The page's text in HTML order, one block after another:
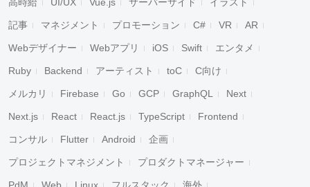
記事 マネジメント プロモーション C# VR AR
Webデザイナー Webアプリ iOS Swift エンタメ
Ruby Backend アーティスト toC C向け
メルカリ Firebase Go GCP GraphQL Next
Next.js React React.js TypeScript Frontend
コンサル Flutter Android 企画
プロジェクトマネジメント プロダクトマネージャー